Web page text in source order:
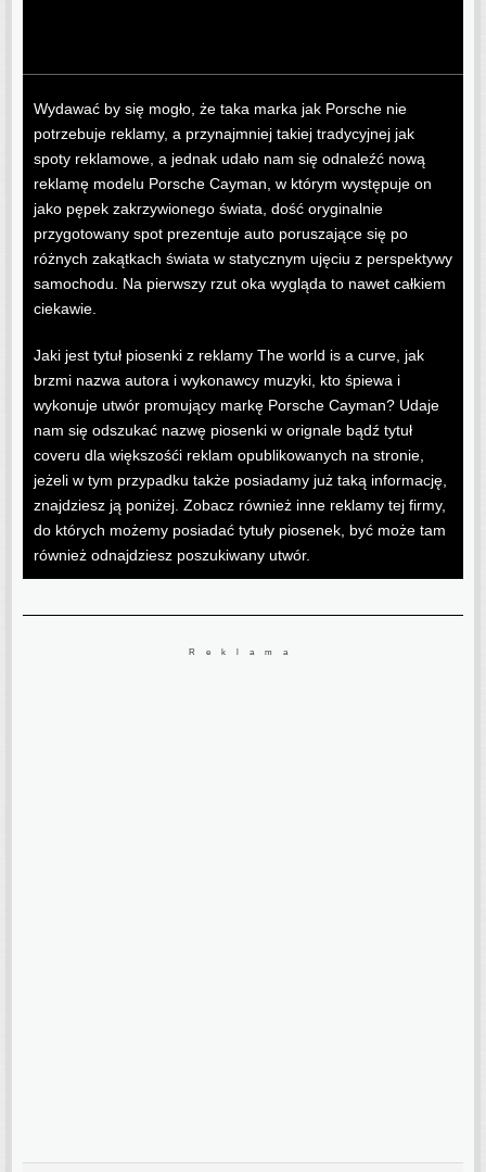
Wydawać by się mogło, że taka marka jak Porsche nie
potrzebuje reklamy, a przynajmniej takiej tradycyjnej jak
spoty reklamowe, a jednak udało nam się odnaleźć nową
reklamę modelu Porsche Cayman, w którym występuje on
jako pępek zakrzywionego świata, dość oryginalnie
przygotowany spot prezentuje auto poruszające się po
różnych zakątkach świata w statycznym ujęciu z perspektywy
samochodu. Na pierwszy rzut oka wygląda to nawet całkiem
ciekawie.
Jaki jest tytuł piosenki z reklamy The world is a curve, jak
brzmi nazwa autora i wykonawcy muzyki, kto śpiewa i
wykonuje utwór promujący markę Porsche Cayman? Udaje
nam się odszukać nazwę piosenki w orignale bądź tytuł
coveru dla większośći reklam opublikowanych na stronie,
jeżeli w tym przypadku także posiadamy już taką informację,
znajdziesz ją poniżej. Zobacz również inne reklamy tej firmy,
do których możemy posiadać tytuły piosenek, być może tam
również odnajdziesz poszukiwany utwór.
Reklama